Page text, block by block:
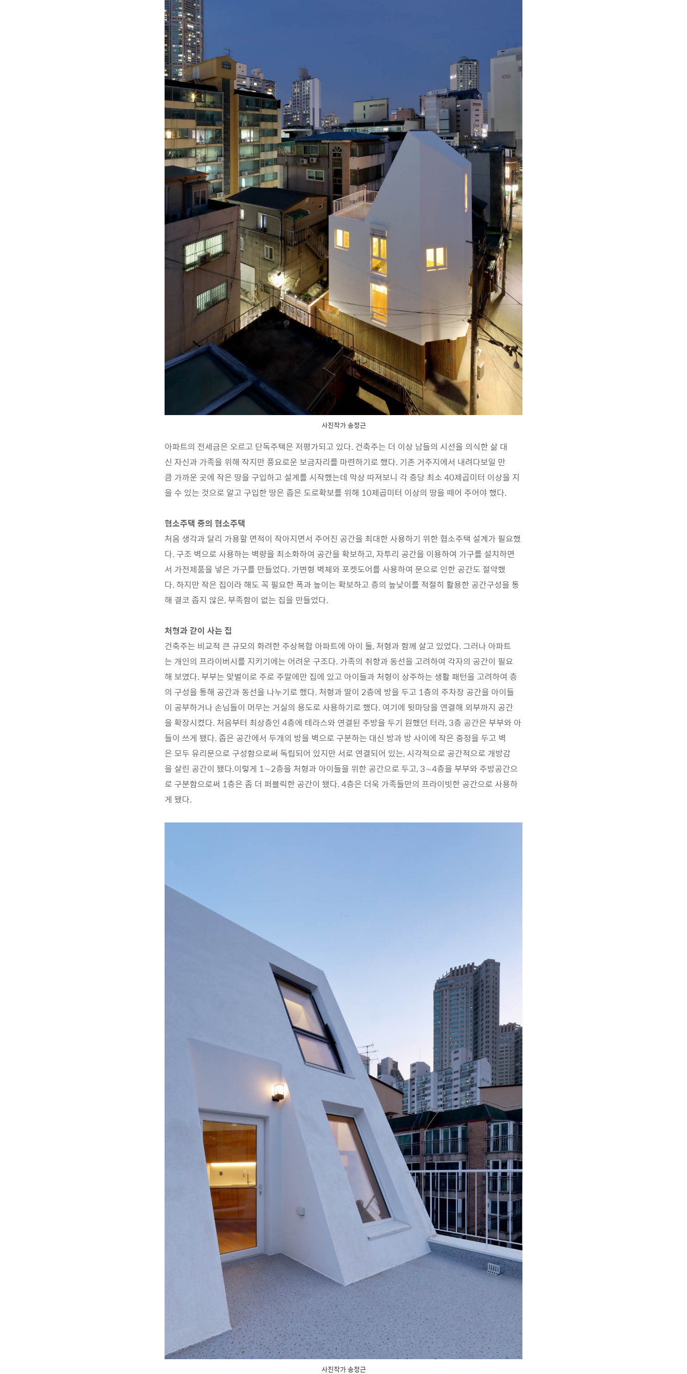
사진작가 송정근
아파트의 전세금은 오르고 단독주택은 저평가되고 있다. 건축주는 더 이상 남들의 시선을 의식한 삶 대
신 자신과 가족을 위해 작지만 풍요로운 보금자리를 마련하기로 했다. 기존 거주지에서 내려다보일 만
큼 가까운 곳에 작은 땅을 구입하고 설계를 시작했는데 막상 따져보니 각 층당 최소 40제곱미터 이상을 지
을 수 있는 것으로 알고 구입한 땅은 좁은 도로확보를 위해 10제곱미터 이상의 땅을 떼어 주어야 했다.
협소주택 중의 협소주택
처음 생각과 달리 가용할 면적이 작아지면서 주어진 공간을 최대한 사용하기 위한 협소주택 설계가 필요했
다. 구조 벽으로 사용하는 벽량을 최소화하여 공간을 확보하고, 자투리 공간을 이용하여 가구를 설치하면
서 가전제품을 넣은 가구를 만들었다. 가변형 벽체와 포켓도어를 사용하여 문으로 인한 공간도 절약했
다. 하지만 작은 집이라 해도 꼭 필요한 폭과 높이는 확보하고 층의 높낮이를 적절히 활용한 공간구성을 통
해 결코 좁지 않은, 부족함이 없는 집을 만들었다.
처형과 같이 사는 집
건축주는 비교적 큰 규모의 화려한 주상복합 아파트에 아이 둘, 처형과 함께 살고 있었다. 그러나 아파트
는 개인의 프라이버시를 지키기에는 어려운 구조다. 가족의 취향과 동선을 고려하여 각자의 공간이 필요
해 보였다. 부부는 맞벌이로 주로 주말에만 집에 있고 아이들과 처형이 상주하는 생활 패턴을 고려하여 층
의 구성을 통해 공간과 동선을 나누기로 했다. 처형과 딸이 2층에 방을 두고 1층의 주차장 공간을 아이들
이 공부하거나 손님들이 머무는 거실의 용도로 사용하기로 했다. 여기에 뒷마당을 연결해 외부까지 공간
을 확장시켰다. 처음부터 최상층인 4층에 테라스와 연결된 주방을 두기 원했던 터라, 3층 공간은 부부와 아
들이 쓰게 됐다. 좁은 공간에서 두개의 방을 벽으로 구분하는 대신 방과 방 사이에 작은 중정을 두고 벽
은 모두 유리문으로 구성함으로써 독립되어 있지만 서로 연결되어 있는, 시각적으로 공간적으로 개방감
을 살린 공간이 됐다.이렇게 1∼2층을 처형과 아이들을 위한 공간으로 두고, 3∼4층을 부부와 주방공간으
로 구분함으로써 1층은 좀 더 퍼블릭한 공간이 됐다. 4층은 더욱 가족들만의 프라이빗한 공간으로 사용하
게 됐다.
사진작가 송정근